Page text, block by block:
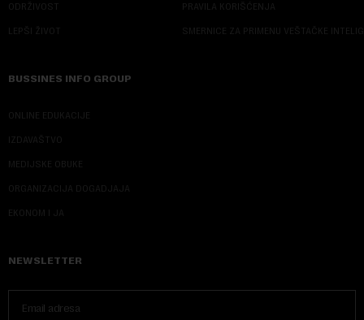
ODRŽIVOST
LEPŠI ŽIVOT
PRAVILA KORIŠĆENJA
SMERNICE ZA PRIMENU VEŠTAČKE
BUSSINES INFO GROUP
ONLINE EDUKACIJE
IZDAVAŠTVO
MEDIJSKE OBUKE
ORGANIZACIJA DOGADJAJA
EKONOM I JA
NEWSLETTER